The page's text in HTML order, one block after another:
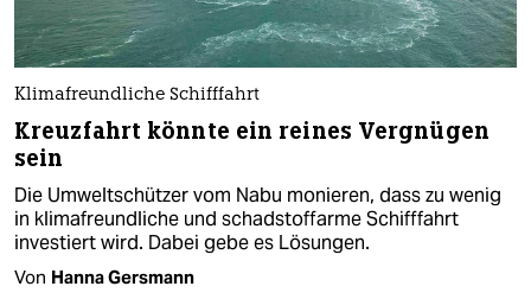
Klimafreundliche Schifffahrt
Kreuzfahrt könnte ein reines Vergnügen
sein
Die Umweltschützer vom Nabu monieren, dass zu wenig
in klimafreundliche und schadstoffarme Schifffahrt
investiert wird. Dabei gebe es Lösungen.
Von Hanna Gersmann